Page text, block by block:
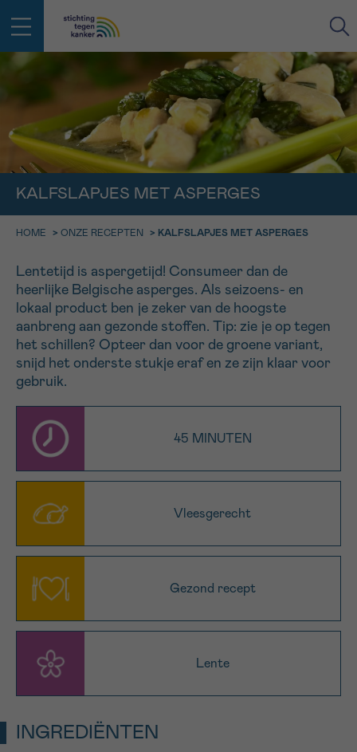
KALFSLAPJES MET ASPERGES
HOME > ONZE RECEPTEN > KALFSLAPJES MET ASPERGES
Lentetijd is aspergetijd! Consumeer dan de
heerlijke Belgische asperges. Als seizoens- en
lokaal product ben je zeker van de hoogste
aanbreng aan gezonde stoffen. Tip: zie je op tegen
het schillen? Opteer dan voor de groene variant,
snijd het onderste stukje eraf en ze zijn klaar voor
gebruik.
45 MINUTEN
Vleesgerecht
Gezond recept
Lente
INGREDIËNTEN
EMAIL
VOORNAAM
IN DE STRIJD TEGEN KANKER STA
JE NIET ALLEEN
Professionele medewerkers beantwoorden je vragen
Contacteer ons gratis
Bel ons op 0800 15 802
Via ons
contactformulier
Ik wil graag opgebeld worden
Meer weten over Kankerinfo
geen enkele diagnose
TERUG
Ja, stuur mij de nieuwsbrief
TERUG
9h-11h
11h-13h
13h-16h
16h-18h
Verder